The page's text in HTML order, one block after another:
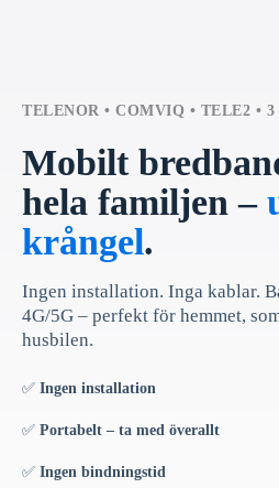
TELENOR • COMVIQ • TELE2 • 3
Mobilt
hela familjen –
krångel.
Ingen installation. Inga kablar.
4G/5G – perfekt för hemmet,
husbilen.
✅ Ingen installation
✅ Portabelt – ta med överallt
✅ Ingen bindningstid